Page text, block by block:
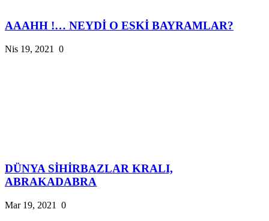
AAAHH !… NEYDİ O ESKİ BAYRAMLAR?
Nis 19, 2021 0
DÜNYA SİHİRBAZLAR KRALI,
ABRAKADABRA
Mar 19, 2021 0